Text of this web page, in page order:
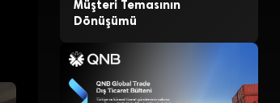
Müşteri Temasının
Dönüşümü